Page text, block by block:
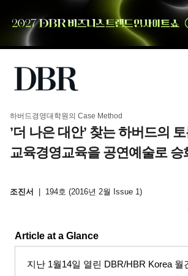
하버드경영대학원의 Case Method
’더 나은 대안’ 찾는 하버드의
교육경영교육을 공연예술로 승
조진서 194호 (2016년 2월 Issue 1)
Article at a Glance
지난 1월14일 열린 DBR/HBR Korea 월